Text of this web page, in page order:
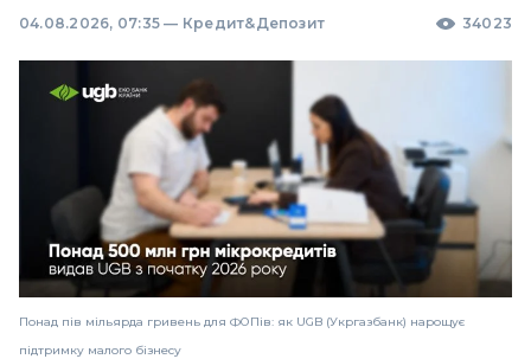
04.08.2026, 07:35 — Кредит&Депозит 34023
Понад пів мільярда гривень для ФОПів: як UGB (Укргазбанк) нарощує
підтримку малого бізнесу